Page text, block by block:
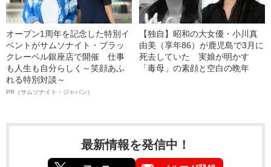
オープン1周年を記念した特別イ
ベントがサムソナイト・ブラッ
クレーベル銀座店で開催 仕事
も人生も自分らしく～笑顔あふ
れる特別対談～
PR（サムソナイト・ジャパン）
【独自】昭和の大女優・小川真
由美（享年86）が鹿児島で3月に
死去していた 実娘が明かす
「毒母」の素顔と空白の晩年
最新情報を発信中！